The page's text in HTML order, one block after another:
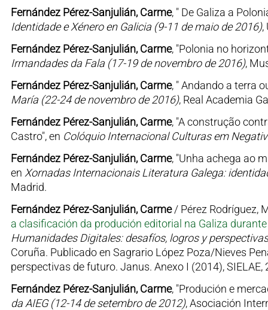
Fernández Pérez-Sanjulián, Carme, " De Galiza a
Identidade e Xénero en Galicia (9-11 de maio de 2016),
Fernández Pérez-Sanjulián, Carme, "Polonia no
Irmandades da Fala (17-19 de novembro de 2016),
Fernández Pérez-Sanjulián, Carme, " Andando a terra
María (22-24 de novembro de 2016), Real Academia
Fernández Pérez-Sanjulián, Carme, "A construção
Castro", en Colóquio Internacional Culturas em
Fernández Pérez-Sanjulián, Carme, "Unha achega ao
en Xornadas Internacionais Literatura Galega:
Madrid.
Fernández Pérez-Sanjulián, Carme/ Pérez Rodríguez,
a clasificación da produción editorial na Galiza
Humanidades Digitales: desafíos, logros y
Coruña. Publicado en Sagrario López Poza/Nieves
perspectivas de futuro. Janus. Anexo I (2014),
Fernández Pérez-Sanjulián, Carme, "Produción e
da AIEG (12-14 de setembro de 2012), Asociación